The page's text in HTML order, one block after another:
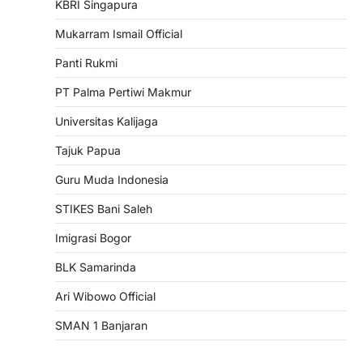
KBRI Singapura
Mukarram Ismail Official
Panti Rukmi
PT Palma Pertiwi Makmur
Universitas Kalijaga
Tajuk Papua
Guru Muda Indonesia
STIKES Bani Saleh
Imigrasi Bogor
BLK Samarinda
Ari Wibowo Official
SMAN 1 Banjaran